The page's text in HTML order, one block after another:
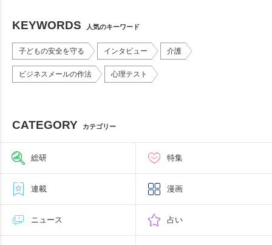
KEYWORDS 人気のキーワード
子どもの安全を守る インタビュー 介護
ビジネスメールの作法 心理テスト
CATEGORY カテゴリー
総研 特集
連載 漫画
ニュース 占い